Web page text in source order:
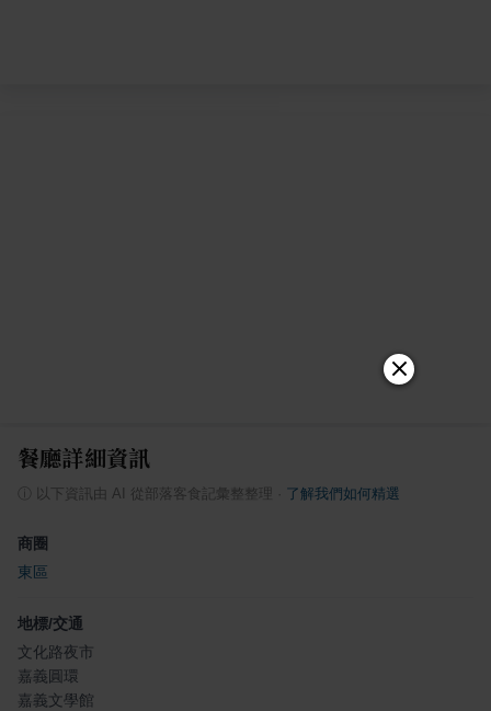
餐廳詳細資訊
以下資訊由 AI 從部落客食記彙整整理 了解我們如何精選
商圈
東區
地標/交通
文化路夜市
嘉義圓環
嘉義文學館